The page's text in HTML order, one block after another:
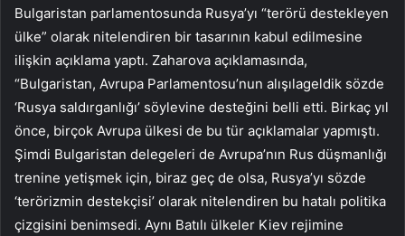
Bulgaristan parlamentosunda Rusya’yı “terörü destekleyen
ülke” olarak nitelendiren bir tasarının kabul edilmesine
ilişkin açıklama yaptı. Zaharova açıklamasında,
“Bulgaristan, Avrupa Parlamentosu’nun alışılageldik sözde
‘Rusya saldırganlığı’ söylevine desteğini belli etti. Birkaç yıl
önce, birçok Avrupa ülkesi de bu tür açıklamalar yapmıştı.
Şimdi Bulgaristan delegeleri de Avrupa’nın Rus düşmanlığı
trenine yetişmek için, biraz geç de olsa, Rusya’yı sözde
‘terörizmin destekçisi’ olarak nitelendiren bu hatalı politika
çizgisini benimsedi. Aynı Batılı ülkeler Kiev rejimine